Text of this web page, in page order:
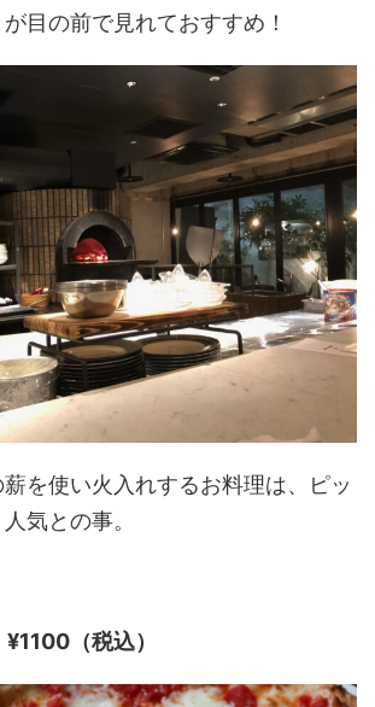
目の前で見れておすすめ！
を使い火入れするお料理は、ピッ
気との事。
（税込）